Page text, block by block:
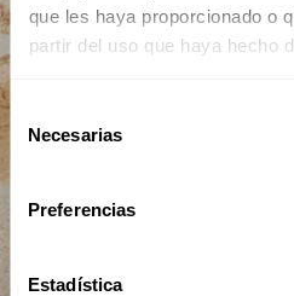
que les haya proporcionado o
partir del uso que haya hecho
Selección
Necesarias
Preferencias
Estadística